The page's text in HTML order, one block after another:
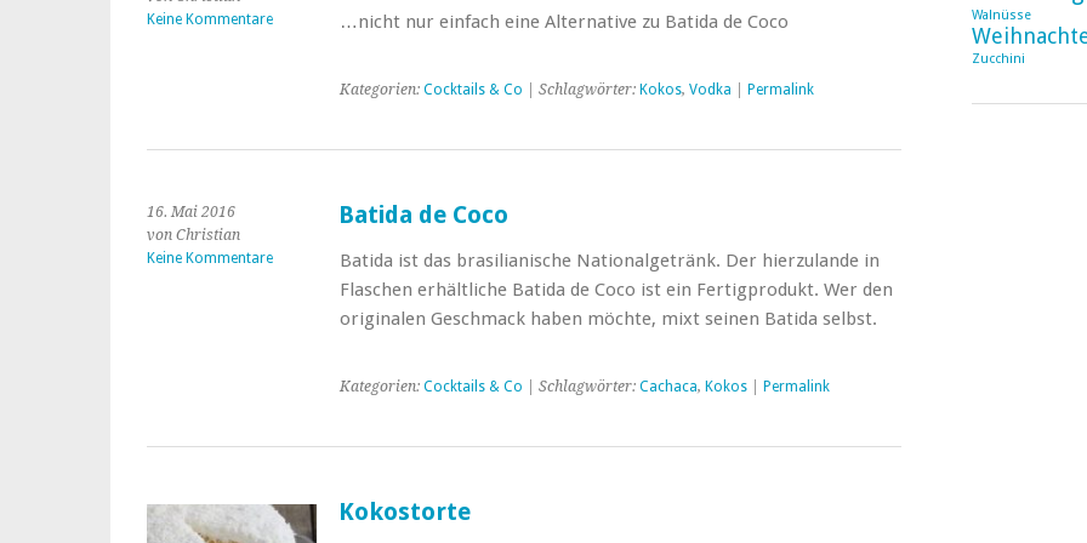
Keine Kommentare
…nicht nur einfach eine Alternative zu Batida de Coco
Kategorien: Cocktails & Co | Schlagwörter: Kokos, Vodka Permalink
16. Mai 2016
von Christian
Keine Kommentare
Batida de Coco
Batida ist das brasilianische Nationalgetränk. Der hierzulande in
Flaschen erhältliche Batida de Coco ist ein Fertigprodukt. Wer den
originalen Geschmack haben möchte, mixt seinen Batida selbst.
Kategorien: Cocktails & Co | Schlagwörter: Cachaca, Kokos| Permalink
Kokostorte
Walnüsse
Zucchini